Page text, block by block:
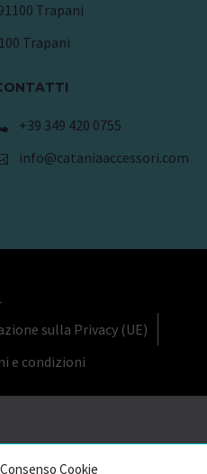
Cookie
Trapani
Trapani
+39 349 420 0755
info@cataniaaccessori.com
sulla Privacy (UE)
e condizioni